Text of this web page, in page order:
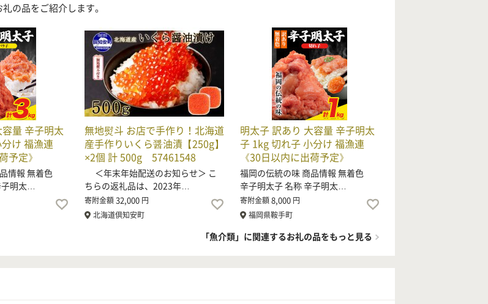
の品をご紹介します。
量 辛子明太
け 福漁連
予定》
情報 無着色
子明太…
無地熨斗 お店で手作り！北海道
産手作りいくら醤油漬【250g】
×2個 計 500g 57461548
＜年末年始配送のお知らせ＞ こ
ちらの返礼品は、2023年…
寄附金額32,000 円
北海道倶知安町
明太子 訳あり 大容量 辛子明太
子 1kg 切れ子 小分け 福漁連
《30日以内に出荷予定》
福岡の伝統の味 商品情報 無着色
辛子明太子 名称 辛子明太…
寄附金額8,000 円
福岡県鞍手町
「魚介類」に関連するお礼の品をもっと見る